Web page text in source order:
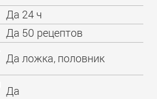
Да 24 ч
Да 50 рецептов
Да ложка, половник
Да